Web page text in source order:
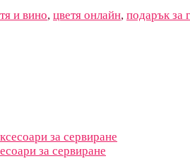
и вино, цветя онлайн, подарък за
за сервиране